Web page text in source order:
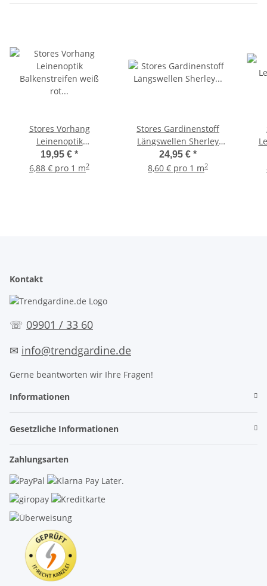
Stores Vorhang
Leinenoptik
Balkenstreifen weiß rot
grau transparent,
19,95 € *
6,88 € pro 1 m2
Stores Gardinenstoff
Längswellen Sherley
wollweiß transparent,
Meterware
24,95 € *
8,60 € pro 1 m2
Kontakt
☏ 09901 / 33 60
✉ info@trendgardine.de
Gerne beantworten wir Ihre Fragen!
Informationen
Gesetzliche Informationen
Zahlungsarten